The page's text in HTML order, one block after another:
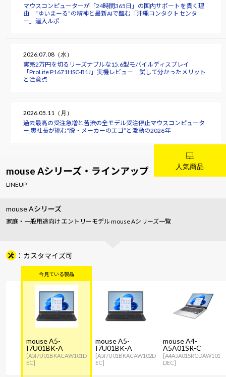
マウスコンピューターが「24時間365日」の国内サポートを貫く理
由 “ゆいまーる”の精神と最新AIで臨む「沖縄コンタクトセンタ
ー」潜入ルポ
2026.07.08（水）
実売2万円を切るリーズナブルな15.6型モバイルディスプレイ
「ProLite P1671HSC-B1J」実機レビュー 試して分かったメリット
と注意点
2026.05.11（月）
過去最高の受注急増と苦渋の全モデル受注停止――マウスコンピュータ
ー 軣社長が挑む“脱・メーカーのエゴ”と激動の2026年
mouse Aシリーズ・ラインアップ
LINEUP
mouse Aシリーズ
家庭・一般用途向け エントリーモデル mouse Aシリーズ一覧
カスタマイズ可
mouse A5-
I7U01BK-A
[A5I7U01BKACAW101D
EC]
mouse A5-
I7U01BK-A
[A5I7U01BKACAW102D
EC]
mouse A4-
A5A01SR-C
[A4A5A01SRCDAW101
DEC]